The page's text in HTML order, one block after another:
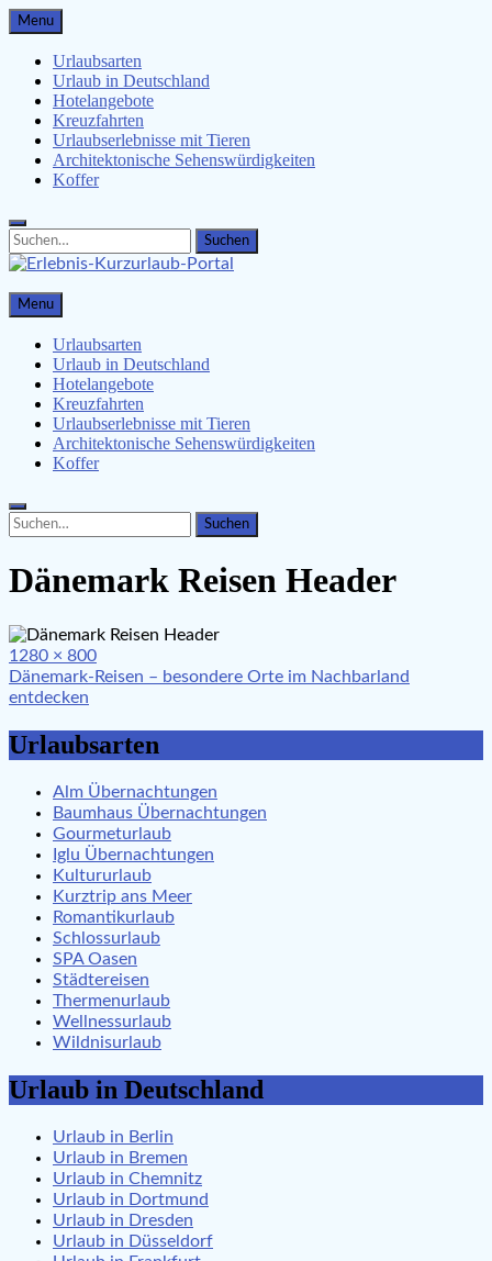
Skip
to
content
Menu
Urlaubsarten
Urlaub in Deutschland
Hotelangebote
Kreuzfahrten
Urlaubserlebnisse mit Tieren
Architektonische Sehenswürdigkeiten
Koffer
Search
for:
Search
Erlebnis-Kurzurlaub-Portal
Urlaubsangebote, Erlebnisse & mehr
Menu
Urlaubsarten
Urlaub in Deutschland
Hotelangebote
Kreuzfahrten
Urlaubserlebnisse mit Tieren
Architektonische Sehenswürdigkeiten
Koffer
Search
for:
Search
Dänemark Reisen Header
Full
size
1280 × 800
Beitragsnavigation
Dänemark-Reisen – besondere Orte im Nachbarland
entdecken
Urlaubsarten
Alm Übernachtungen
Baumhaus Übernachtungen
Gourmeturlaub
Iglu Übernachtungen
Kultururlaub
Kurztrip ans Meer
Romantikurlaub
Schlossurlaub
SPA Oasen
Städtereisen
Thermenurlaub
Wellnessurlaub
Wildnisurlaub
Urlaub in Deutschland
Urlaub in Berlin
Urlaub in Bremen
Urlaub in Chemnitz
Urlaub in Dortmund
Urlaub in Dresden
Urlaub in Düsseldorf